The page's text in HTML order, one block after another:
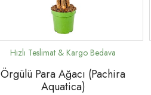
Örgülü Para Ağacı (Pachira
Aquatica)